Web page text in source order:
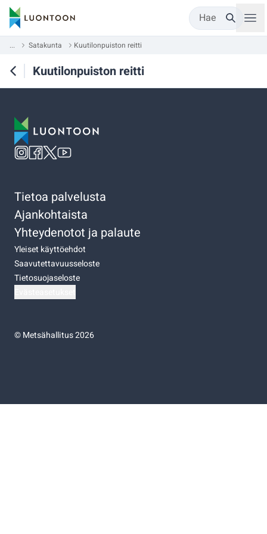
Hae
... Satakunta Kuutilonpuiston reitti
Kuutilonpuiston reitti
Tietoa palvelusta
Ajankohtaista
Yhteydenotot ja palaute
Yleiset käyttöehdot
Saavutettavuusseloste
Tietosuojaseloste
©Metsähallitus 2026